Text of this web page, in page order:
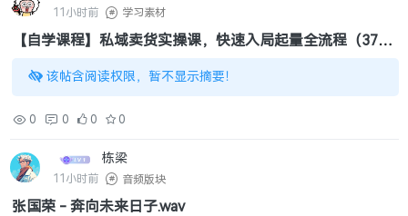
11小时前 学习素材
【自学课程】私域卖货实操课，快速入局起量全流程（370
该帖含阅读权限，暂不显示摘要！
0 0 0 0
栋梁
11小时前 音频版块
张国荣 - 奔向未来日子.wav